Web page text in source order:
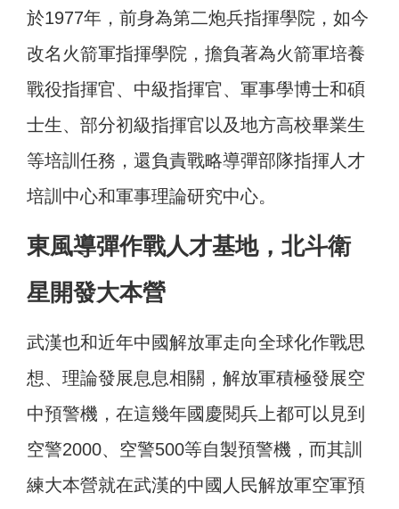
於1977年，前身為第二炮兵指揮學院，如今
改名火箭軍指揮學院，擔負著為火箭軍培養
戰役指揮官、中級指揮官、軍事學博士和碩
士生、部分初級指揮官以及地方高校畢業生
等培訓任務，還負責戰略導彈部隊指揮人才
培訓中心和軍事理論研究中心。
東風導彈作戰人才基地，北斗衛
星開發大本營
武漢也和近年中國解放軍走向全球化作戰思
想、理論發展息息相關，解放軍積極發展空
中預警機，在這幾年國慶閱兵上都可以見到
空警2000、空警500等自製預警機，而其訓
練大本營就在武漢的中國人民解放軍空軍預